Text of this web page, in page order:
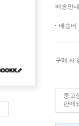
배송안내
배송비
구매 시
중고
판매